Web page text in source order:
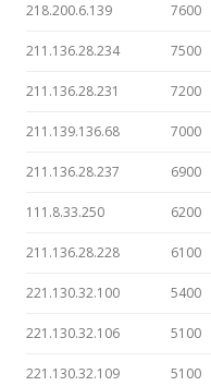
218.200.6.139 7600
211.136.28.234 7500
211.136.28.231 7200
211.139.136.68 7000
211.136.28.237 6900
111.8.33.250 6200
211.136.28.228 6100
221.130.32.100 5400
221.130.32.106 5100
221.130.32.109 5100